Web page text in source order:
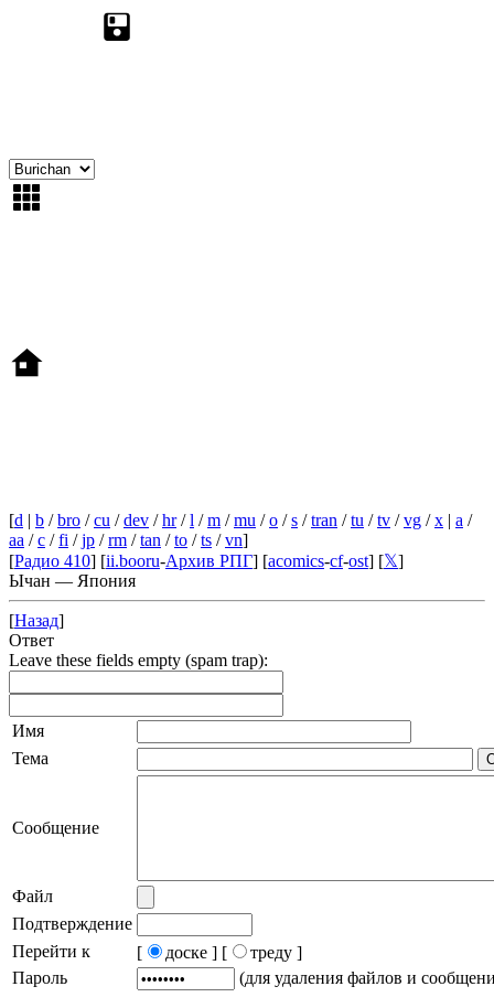
[d | b /bro /cu /dev /hr/l /m /mu /o /s /tran /tu /tv /vg /x | a /
aa /c /fi /jp /rm /tan /to /ts /vn]
[Радио 410] [ii.booru-Архив РПГ] [acomics-cf-ost] [𝕏]
Ычан — Япония
[Назад]
Ответ
Leave these fields empty (spam trap):
Имя
Тема
Сообщение
Файл
Подтверждение
Перейти к
[ доске ] [
треду ]
Пароль
(для удаления файлов и